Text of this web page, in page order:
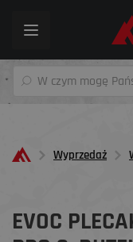
Toggle
Wyprzedaż
EVOC